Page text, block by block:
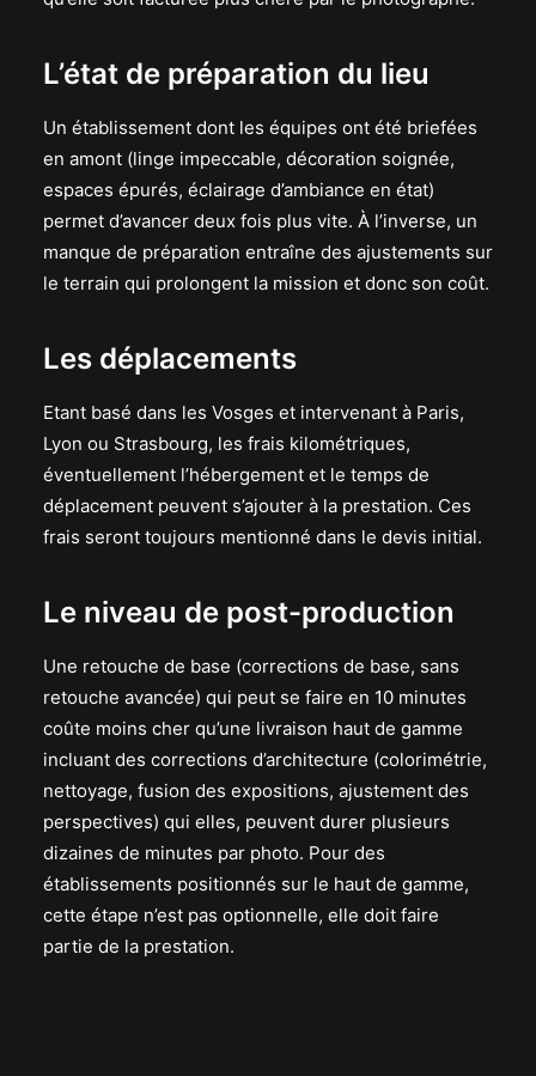
L’état de préparation du lieu
Un établissement dont les équipes ont été briefées
en amont (linge impeccable, décoration soignée,
espaces épurés, éclairage d’ambiance en état)
permet d’avancer deux fois plus vite. À l’inverse, un
manque de préparation entraîne des ajustements sur
le terrain qui prolongent la mission et donc son coût.
Les déplacements
Etant basé dans les Vosges et intervenant à Paris,
Lyon ou Strasbourg, les frais kilométriques,
éventuellement l’hébergement et le temps de
déplacement peuvent s’ajouter à la prestation. Ces
frais seront toujours mentionné dans le devis initial.
Le niveau de post-production
Une retouche de base (corrections de base, sans
retouche avancée) qui peut se faire en 10 minutes
coûte moins cher qu’une livraison haut de gamme
incluant des corrections d’architecture (colorimétrie,
nettoyage, fusion des expositions, ajustement des
perspectives) qui elles, peuvent durer plusieurs
dizaines de minutes par photo. Pour des
établissements positionnés sur le haut de gamme,
cette étape n’est pas optionnelle, elle doit faire
partie de la prestation.